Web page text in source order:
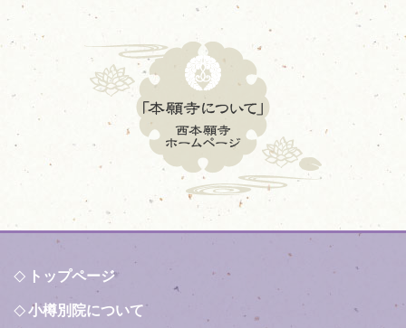
トップページ
小樽別院について